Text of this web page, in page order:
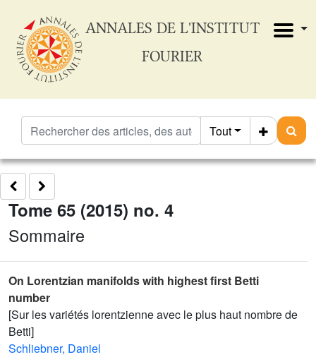
ANNALES DE L'INSTITUT
FOURIER
Tout
Tome 65 (2015) no. 4
Sommaire
On Lorentzian manifolds with highest first Betti
number
[Sur les variétés lorentzienne avec le plus haut nombre de
Betti]
Schliebner, Daniel